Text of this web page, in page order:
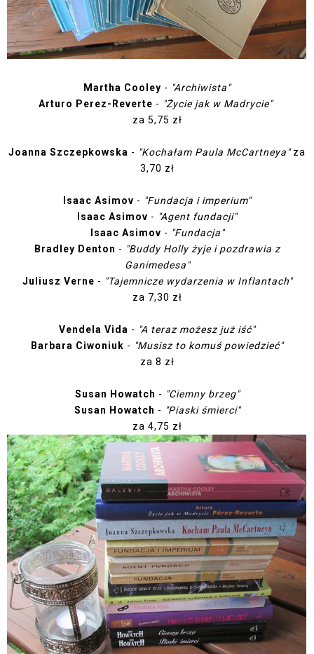
Martha Cooley - "Archiwista"
Arturo Perez-Reverte - "Życie jak w Madrycie"
za 5,75 zł
Joanna Szczepkowska - "Kochałam Paula McCartneya"za
3,70 zł
Isaac Asimov - "Fundacja i imperium"
Isaac Asimov - "Agent fundacji"
Isaac Asimov - "Fundacja"
Bradley Denton - "Buddy Holly żyje i pozdrawia z
Ganimedesa"
Juliusz Verne - "Tajemnicze wydarzenia w Inflantach"
za 7,30 zł
Vendela Vida - "A teraz możesz już iść"
Barbara Ciwoniuk - "Musisz to komuś powiedzieć"
za 8 zł
Susan Howatch - "Ciemny brzeg"
Susan Howatch - "Piaski śmierci"
za 4,75 zł